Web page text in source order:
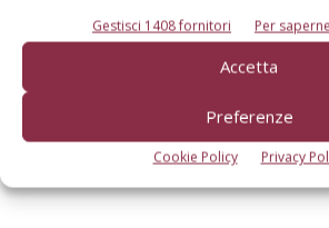
Gestisci 1408 fornitori Per
Accetta
Preferenze
Cookie Policy Privacy
Coltivatore Amazone Ceus
15 Settembre 2023